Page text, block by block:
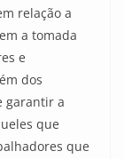
relação a
a tomada
e
dos
garantir a
que
que